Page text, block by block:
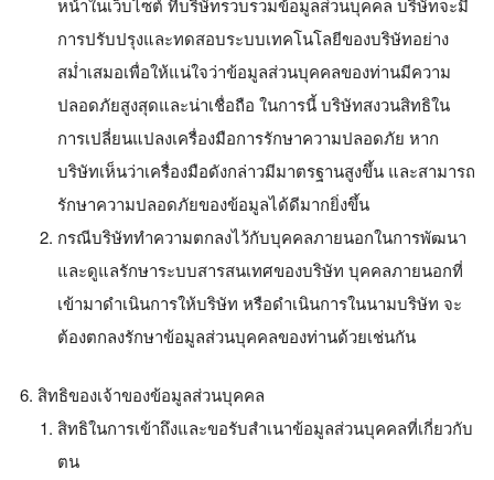
หน้าในเว็บไซต์ ที่บริษัทรวบรวมข้อมูลส่วนบุคคล บริษัทจะมี
การปรับปรุงและทดสอบระบบเทคโนโลยีของบริษัทอย่าง
สม่ำเสมอเพื่อให้แน่ใจว่าข้อมูลส่วนบุคคลของท่านมีความ
ปลอดภัยสูงสุดและน่าเชื่อถือ ในการนี้ บริษัทสงวนสิทธิใน
การเปลี่ยนแปลงเครื่องมือการรักษาความปลอดภัย หาก
บริษัทเห็นว่าเครื่องมือดังกล่าวมีมาตรฐานสูงขึ้น และสามารถ
รักษาความปลอดภัยของข้อมูลได้ดีมากยิ่งขึ้น
กรณีบริษัททำความตกลงไว้กับบุคคลภายนอกในการพัฒนา
และดูแลรักษาระบบสารสนเทศของบริษัท บุคคลภายนอกที่
เข้ามาดำเนินการให้บริษัท หรือดำเนินการในนามบริษัท จะ
ต้องตกลงรักษาข้อมูลส่วนบุคคลของท่านด้วยเช่นกัน
สิทธิของเจ้าของข้อมูลส่วนบุคคล
สิทธิในการเข้าถึงและขอรับสำเนาข้อมูลส่วนบุคคลที่เกี่ยวกับ
ตน